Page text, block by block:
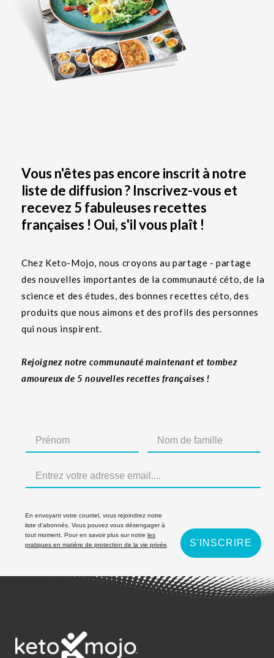
Vous n'êtes pas encore inscrit à notre
liste de diffusion ? Inscrivez-vous et
recevez 5 fabuleuses recettes
françaises ! Oui, s'il vous plaît !
Chez Keto-Mojo, nous croyons au partage - partage
des nouvelles importantes de la communauté céto, de la
science et des études, des bonnes recettes céto, des
produits que nous aimons et des profils des personnes
qui nous inspirent.
Rejoignez notre communauté maintenant et tombez
amoureux de 5 nouvelles recettes françaises !
En envoyant votre courriel, vous rejoindrez notre
liste d'abonnés. Vous pouvez vous désengager à
tout moment. Pour en savoir plus sur notre les
pratiques en matière de protection de la vie privée
S'INSCRIRE